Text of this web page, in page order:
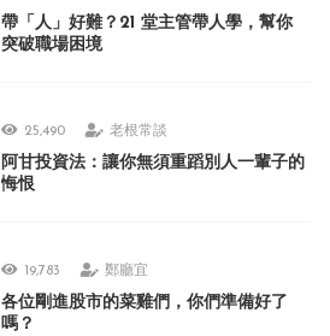
帶「人」好難？21 堂主管帶人學，幫你
突破職場困境
25,490 老根常談
阿甘投資法：讓你無須重蹈別人一輩子的
悔恨
19,783 鄭廳宜
各位剛進股市的菜雞們，你們準備好了
嗎？